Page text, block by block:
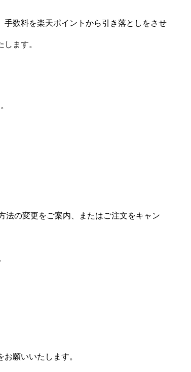
数料を楽天ポイントから引き落としをさせ
ます。
法の変更をご案内、またはご注文をキャン
願いいたします。